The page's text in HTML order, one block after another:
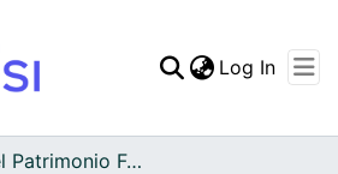
Log In
Archivo del Patrimonio Fotográfico y Fílmico del Valle del Cauca